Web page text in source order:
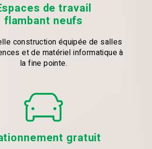
de travail
flambant neufs
construction équipée de salles
et de matériel informatique à
la fine pointe.
gratuit